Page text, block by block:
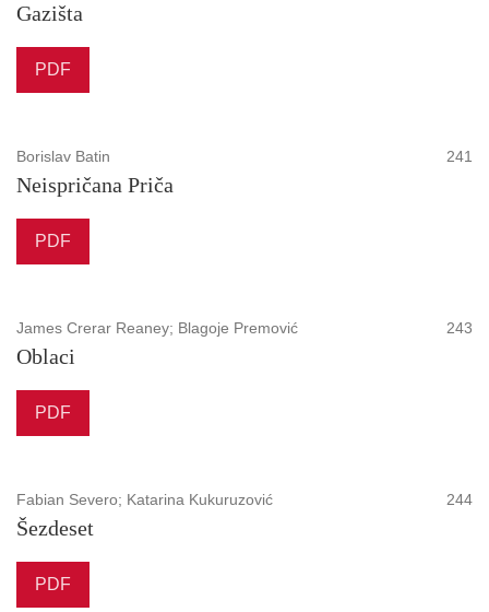
Gazišta
PDF
Borislav Batin 241
Neispričana Priča
PDF
James Crerar Reaney; Blagoje Premović 243
Oblaci
PDF
Fabian Severo; Katarina Kukuruzović 244
Šezdeset
PDF